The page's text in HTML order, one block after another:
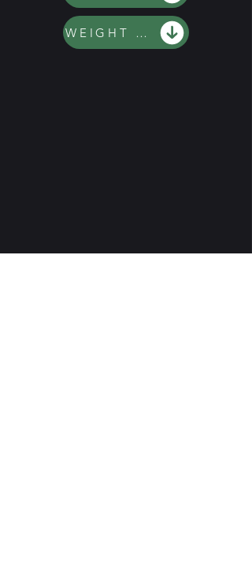
WEIGHT LOSS [ PERDRE DU POIDS ]